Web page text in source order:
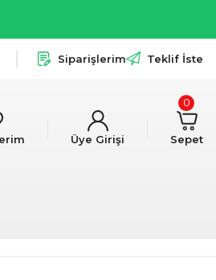
Siparişlerim Teklif İste
Üye Girişi Sepet
0